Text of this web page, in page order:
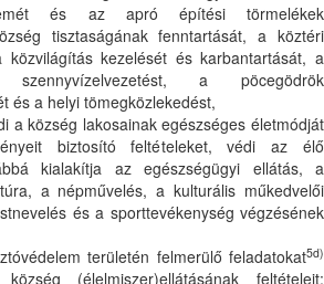
és az apró építési törmelékek
tisztaságának fenntartását, a köztéri
közvilágítás kezelését és karbantartását, a
a pöcegödrök
és a helyi tömegközlekedést,
a község lakosainak egészséges életmódját
biztosító feltételeket, védi az élő
kialakítja az egészségügyi ellátás, a
a népművelés, a kulturális műkedvelői
és a sporttevékenység végzésének
területén felmerülő feladatokat5d)
(élelmiszer)ellátásának feltételeit;